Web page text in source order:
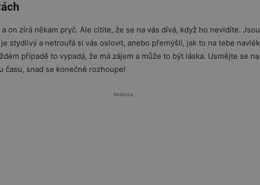
a on zírá někam pryč. Ale cítíte, že se na vás dívá, když ho nevidíte.
stydlivý a netroufá si vás oslovit, anebo přemýšlí, jak to na tebe
případě to vypadá, že má zájem a může to být láska. Usmějte se
času, snad se konečně rozhoupe!
Reklama